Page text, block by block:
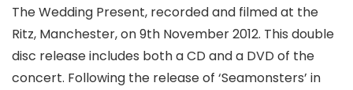
The Wedding Present, recorded and filmed at the
Ritz, Manchester, on 9th November 2012. This double
disc release includes both a CD and a DVD of the
concert. Following the release of ‘Seamonsters’ in